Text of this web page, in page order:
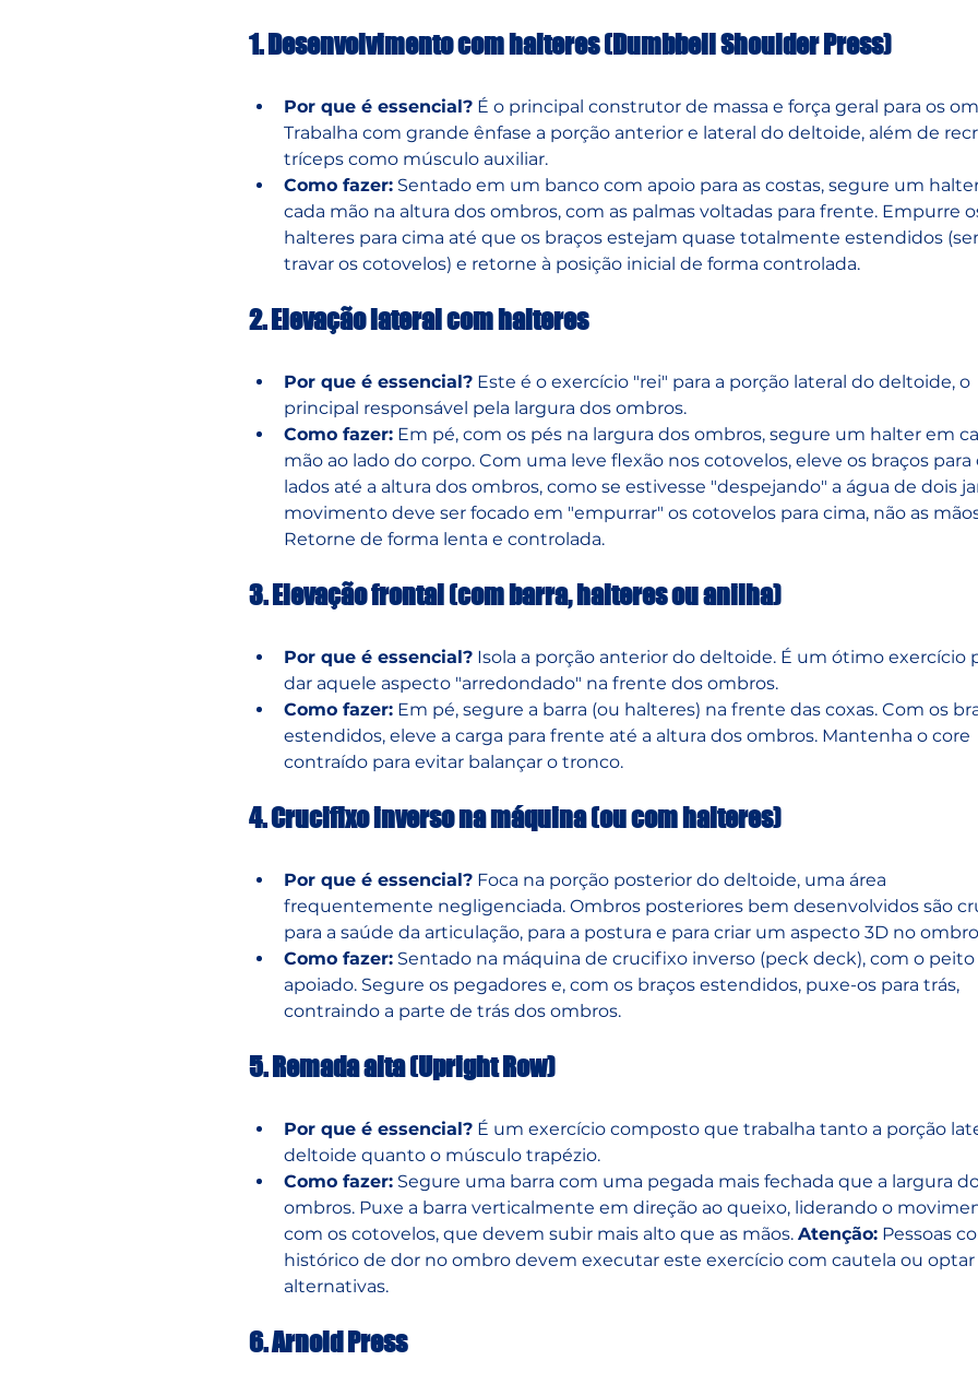
1. Desenvolvimento com halteres (Dumbbell Shoulder Press)
Por que é essencial? É o principal construtor de massa e força geral para os
Trabalha com grande ênfase a porção anterior e lateral do deltoide, além de
tríceps como músculo auxiliar.
Como fazer: Sentado em um banco com apoio para as costas, segure um
cada mão na altura dos ombros, com as palmas voltadas para frente. Empurre
halteres para cima até que os braços estejam quase totalmente estendidos
travar os cotovelos) e retorne à posição inicial de forma controlada.
2. Elevação lateral com halteres
Por que é essencial? Este é o exercício "rei" para a porção lateral do deltoide, o
principal responsável pela largura dos ombros.
Como fazer: Em pé, com os pés na largura dos ombros, segure um halter em
mão ao lado do corpo. Com uma leve flexão nos cotovelos, eleve os braços para
lados até a altura dos ombros, como se estivesse "despejando" a água de dois
movimento deve ser focado em "empurrar" os cotovelos para cima, não as
Retorne de forma lenta e controlada.
3. Elevação frontal (com barra, halteres ou anilha)
Por que é essencial? Isola a porção anterior do deltoide. É um ótimo exercício
dar aquele aspecto "arredondado" na frente dos ombros.
Como fazer: Em pé, segure a barra (ou halteres) na frente das coxas. Com os
estendidos, eleve a carga para frente até a altura dos ombros. Mantenha o core
contraído para evitar balançar o tronco.
4. Crucifixo inverso na máquina (ou com halteres)
Por que é essencial? Foca na porção posterior do deltoide, uma área
frequentemente negligenciada. Ombros posteriores bem desenvolvidos são
para a saúde da articulação, para a postura e para criar um aspecto 3D no
Como fazer: Sentado na máquina de crucifixo inverso (peck deck), com o peito
apoiado. Segure os pegadores e, com os braços estendidos, puxe-os para trás,
contraindo a parte de trás dos ombros.
5. Remada alta (Upright Row)
Por que é essencial? É um exercício composto que trabalha tanto a porção
deltoide quanto o músculo trapézio.
Como fazer: Segure uma barra com uma pegada mais fechada que a largura
ombros. Puxe a barra verticalmente em direção ao queixo, liderando o
com os cotovelos, que devem subir mais alto que as mãos. Atenção: Pessoas
histórico de dor no ombro devem executar este exercício com cautela ou
alternativas.
6. Arnold Press